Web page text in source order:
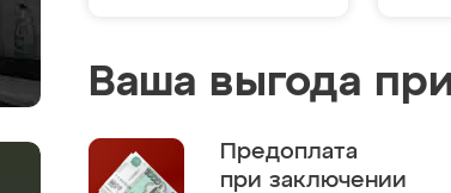
Ваша выгода
Предоплата
при заключении